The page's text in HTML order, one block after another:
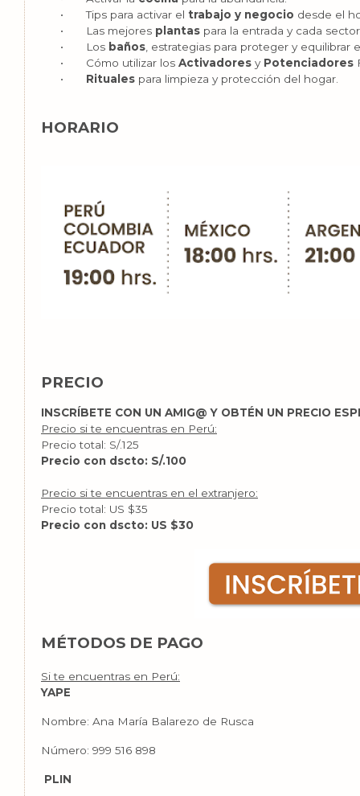
• Tips para activar el trabajo y negocio desde el
• Las mejores plantas para la entrada y cada
• Los baños , estrategias para proteger y
• Cómo utilizar los Activadores y Potenciadores
• Rituales para limpieza y protección del hogar.
HORARIO
PRECIO
INSCRÍBETE CON UN AMIG@ Y OBTÉN UN PRECIO
Precio si te encuentras en Perú:
Precio total: S/.125
Precio con dscto: S/.100
Precio si te encuentras en el extranjero:
Precio total: US $35
Precio con dscto: US $30
MÉTODOS DE PAGO
Si te encuentras en Perú:
YAPE
Nombre: Ana María Balarezo de Rusca
Número: 999 516 898
PLIN